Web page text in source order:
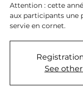
Attention : cette
aux participants une
servie en cornet.
See